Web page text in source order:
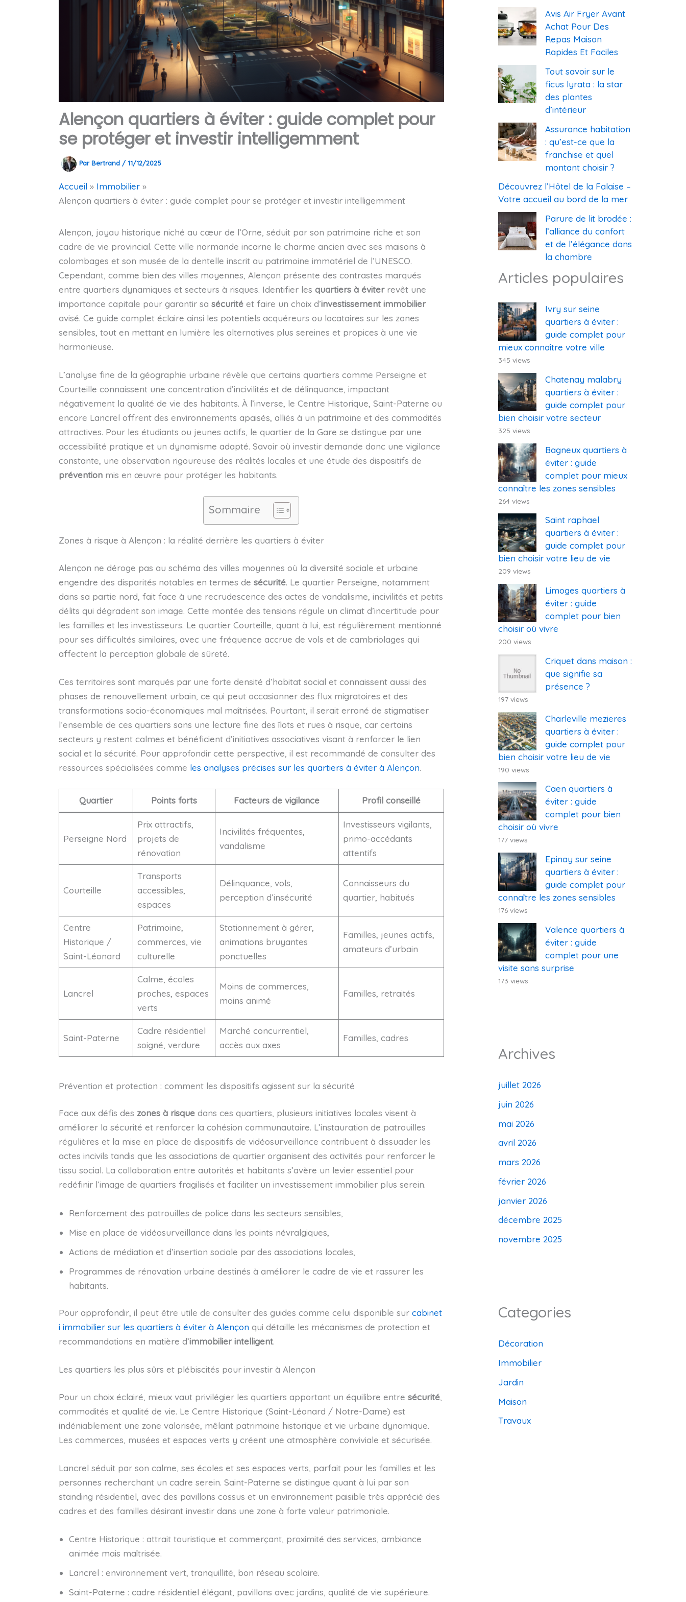
Alençon quartiers à éviter : guide complet pour
se protéger et investir intelligemment
ParBertrand /11/12/2025
Accueil
Immobilier
Alençon quartiers à éviter : guide complet pour se protéger et investir intelligemment
Alençon, joyau historique niché au cœur de l’Orne, séduit par son patrimoine riche et son
cadre de vie provincial. Cette ville normande incarne le charme ancien avec ses maisons à
colombages et son musée de la dentelle inscrit au patrimoine immatériel de l’UNESCO.
Cependant, comme bien des villes moyennes, Alençon présente des contrastes marqués
entre quartiers dynamiques et secteurs à risques. Identifier les quartiers à éviterrevêt une
importance capitale pour garantir sa sécuritéet faire un choix d’investissement immobilier
avisé. Ce guide complet éclaire ainsi les potentiels acquéreurs ou locataires sur les zones
sensibles, tout en mettant en lumière les alternatives plus sereines et propices à une vie
harmonieuse.
L’analyse fine de la géographie urbaine révèle que certains quartiers comme Perseigne et
Courteille connaissent une concentration d’incivilités et de délinquance, impactant
négativement la qualité de vie des habitants. À l’inverse, le Centre Historique, Saint-Paterne ou
encore Lancrel offrent des environnements apaisés, alliés à un patrimoine et des commodités
attractives. Pour les étudiants ou jeunes actifs, le quartier de la Gare se distingue par une
accessibilité pratique et un dynamisme adapté. Savoir où investir demande donc une vigilance
constante, une observation rigoureuse des réalités locales et une étude des dispositifs de
préventionmis en œuvre pour protéger les habitants.
Sommaire
Zones à risque à Alençon : la réalité derrière les quartiers à éviter
Alençon ne déroge pas au schéma des villes moyennes où la diversité sociale et urbaine
engendre des disparités notables en termes de sécurité. Le quartier Perseigne, notamment
dans sa partie nord, fait face à une recrudescence des actes de vandalisme, incivilités et petits
délits qui dégradent son image. Cette montée des tensions régule un climat d’incertitude pour
les familles et les investisseurs. Le quartier Courteille, quant à lui, est régulièrement mentionné
pour ses difficultés similaires, avec une fréquence accrue de vols et de cambriolages qui
affectent la perception globale de sûreté.
Ces territoires sont marqués par une forte densité d’habitat social et connaissent aussi des
phases de renouvellement urbain, ce qui peut occasionner des flux migratoires et des
transformations socio-économiques mal maîtrisées. Pourtant, il serait erroné de stigmatiser
l’ensemble de ces quartiers sans une lecture fine des îlots et rues à risque, car certains
secteurs y restent calmes et bénéficient d’initiatives associatives visant à renforcer le lien
social et la sécurité. Pour approfondir cette perspective, il est recommandé de consulter des
ressources spécialisées comme les analyses précises sur les quartiers à éviter à Alençon.
Quartier Points forts Facteurs de vigilance Profil conseillé
Perseigne Nord
Prix attractifs,
projets de
rénovation
Incivilités fréquentes,
vandalisme
Investisseurs vigilants,
primo-accédants
attentifs
Courteille
Transports
accessibles,
espaces
Délinquance, vols,
perception d’insécurité
Connaisseurs du
quartier, habitués
Centre
Historique /
Saint-Léonard
Patrimoine,
commerces, vie
culturelle
Stationnement à gérer,
animations bruyantes
ponctuelles
Familles, jeunes actifs,
amateurs d’urbain
Lancrel
Calme, écoles
proches, espaces
verts
Moins de commerces,
moins animé
Familles, retraités
Saint-Paterne
Cadre résidentiel
soigné, verdure
Marché concurrentiel,
accès aux axes
Familles, cadres
Prévention et protection : comment les dispositifs agissent sur la sécurité
Face aux défis des zones à risquedans ces quartiers, plusieurs initiatives locales visent à
améliorer la sécurité et renforcer la cohésion communautaire. L’instauration de patrouilles
régulières et la mise en place de dispositifs de vidéosurveillance contribuent à dissuader les
actes incivils tandis que les associations de quartier organisent des activités pour renforcer le
tissu social. La collaboration entre autorités et habitants s’avère un levier essentiel pour
redéfinir l’image de quartiers fragilisés et faciliter un investissement immobilier plus serein.
Renforcement des patrouilles de police dans les secteurs sensibles,
Mise en place de vidéosurveillance dans les points névralgiques,
Actions de médiation et d’insertion sociale par des associations locales,
Programmes de rénovation urbaine destinés à améliorer le cadre de vie et rassurer les
habitants.
Pour approfondir, il peut être utile de consulter des guides comme celui disponible sur cabinet
i immobilier sur les quartiers à éviter à Alençon qui détaille les mécanismes de protection et
recommandations en matière d’immobilier intelligent.
Les quartiers les plus sûrs et plébiscités pour investir à Alençon
Pour un choix éclairé, mieux vaut privilégier les quartiers apportant un équilibre entre sécurité,
commodités et qualité de vie. Le Centre Historique (Saint-Léonard / Notre-Dame) est
indéniablement une zone valorisée, mêlant patrimoine historique et vie urbaine dynamique.
Les commerces, musées et espaces verts y créent une atmosphère conviviale et sécurisée.
Lancrel séduit par son calme, ses écoles et ses espaces verts, parfait pour les familles et les
personnes recherchant un cadre serein. Saint-Paterne se distingue quant à lui par son
standing résidentiel, avec des pavillons cossus et un environnement paisible très apprécié des
cadres et des familles désirant investir dans une zone à forte valeur patrimoniale.
Centre Historique : attrait touristique et commerçant, proximité des services, ambiance
animée mais maîtrisée.
Lancrel : environnement vert, tranquillité, bon réseau scolaire.
Saint-Paterne : cadre résidentiel élégant, pavillons avec jardins, qualité de vie supérieure.
Avis Air Fryer Avant
Achat Pour Des
Repas Maison
Rapides Et Faciles
Tout savoir sur le
ficus lyrata : la star
des plantes
d’intérieur
Assurance habitation
: qu’est-ce que la
franchise et quel
montant choisir ?
Découvrez l’Hôtel de la Falaise –
Votre accueil au bord de la mer
Parure de lit brodée :
l’alliance du confort
et de l’élégance dans
la chambre
Articles populaires
Ivry sur seine
quartiers à éviter :
guide complet pour
mieux connaître votre ville
345 views
Chatenay malabry
quartiers à éviter :
guide complet pour
bien choisir votre secteur
325 views
Bagneux quartiers à
éviter : guide
complet pour mieux
connaître les zones sensibles
264 views
Saint raphael
quartiers à éviter :
guide complet pour
bien choisir votre lieu de vie
209 views
Limoges quartiers à
éviter : guide
complet pour bien
choisir où vivre
200 views
Criquet dans maison :
que signifie sa
présence ?
197 views
Charleville mezieres
quartiers à éviter :
guide complet pour
bien choisir votre lieu de vie
190 views
Caen quartiers à
éviter : guide
complet pour bien
choisir où vivre
177 views
Epinay sur seine
quartiers à éviter :
guide complet pour
connaître les zones sensibles
176 views
Valence quartiers à
éviter : guide
complet pour une
visite sans surprise
173 views
Archives
juillet 2026
juin 2026
mai 2026
avril 2026
mars 2026
février 2026
janvier 2026
décembre 2025
novembre 2025
Categories
Décoration
Immobilier
Jardin
Maison
Travaux